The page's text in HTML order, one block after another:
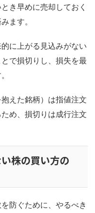
き早めに売却しておく
ます。
に上がる見込みがない
で損切りし、損失を最
えた銘柄）は指値注文
め、損切りは成行注文
株の買い方の
防ぐために、やるべき